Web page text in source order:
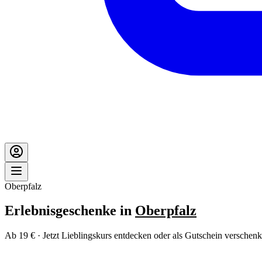
Oberpfalz
Erlebnisgeschenke in Oberpfalz
Ab 19 € · Jetzt Lieblingskurs entdecken oder als Gutschein